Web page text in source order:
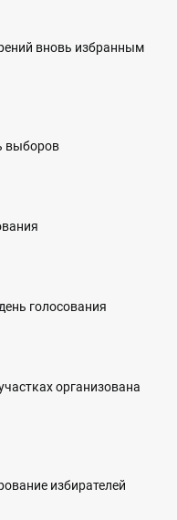
вновь избранным
выборов
голосования
организована
избирателей